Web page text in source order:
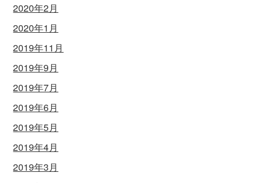
2020年2月
2020年1月
2019年11月
2019年9月
2019年7月
2019年6月
2019年5月
2019年4月
2019年3月